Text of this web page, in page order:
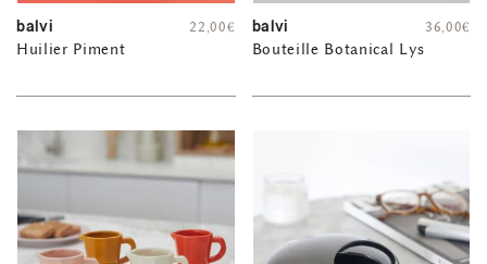
balvi
Huilier Piment
22,00€ balvi
Bouteille Botanical Lys
36,00€